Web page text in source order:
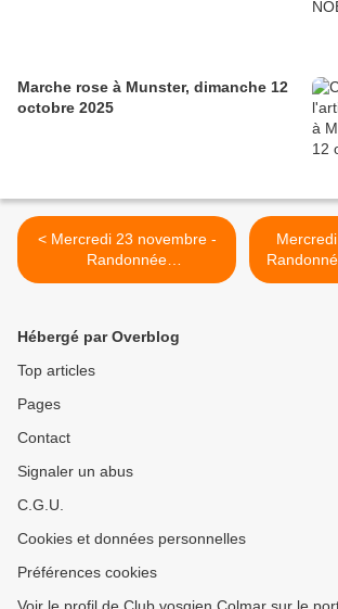
Marche rose à Munster, dimanche 12
octobre 2025
< Mercredi 23 novembre -
Randonnée
d'Ammerschwihr à
Hébergé par Overblog
Top articles
Pages
Contact
Signaler un abus
C.G.U.
Cookies et données personnelles
Préférences cookies